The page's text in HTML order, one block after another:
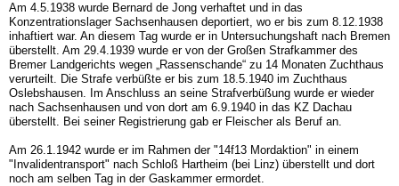
Am 4.5.1938 wurde Bernard de Jong verhaftet und in das
Konzentrationslager Sachsenhausen deportiert, wo er bis zum 8.12.1938
inhaftiert war. An diesem Tag wurde er in Untersuchungshaft nach Bremen
überstellt. Am 29.4.1939 wurde er von der Großen Strafkammer des
Bremer Landgerichts wegen „Rassenschande“ zu 14 Monaten Zuchthaus
verurteilt. Die Strafe verbüßte er bis zum 18.5.1940 im Zuchthaus
Oslebshausen. Im Anschluss an seine Strafverbüßung wurde er wieder
nach Sachsenhausen und von dort am 6.9.1940 in das KZ Dachau
überstellt. Bei seiner Registrierung gab er Fleischer als Beruf an.
Am 26.1.1942 wurde er im Rahmen der "14f13 Mordaktion" in einem
"Invalidentransport" nach Schloß Hartheim (bei Linz) überstellt und dort
noch am selben Tag in der Gaskammer ermordet.